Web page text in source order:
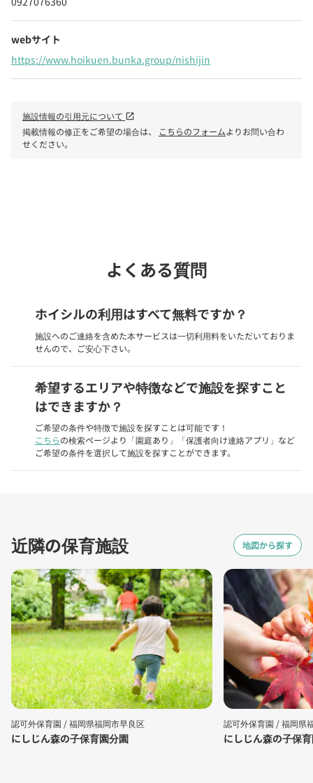
webサイト
https://www.hoikuen.bunka.group/nishijin
施設情報の引用元について open_in_new
掲載情報の修正をご希望の場合は、 こちらのフォームよりお問い合わ
せください。
よくある質問
ホイシルの利用はすべて無料ですか？
施設へのご連絡を含めた本サービスは一切利用料をいただいておりま
せんので、ご安心下さい。
希望するエリアや特徴などで施設を探すこと
はできますか？
ご希望の条件や特徴で施設を探すことは可能です！
こちらの検索ページより「園庭あり」「保護者向け連絡アプリ」など
ご希望の条件を選択して施設を探すことができます。
近隣の保育施設 地図から探す
認可外保育園 /福岡県福岡市早良区
にしじん森の子保育園分園
認可外保育園 /福岡県
にしじん森の子保